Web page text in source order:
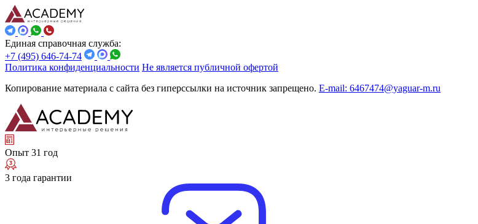
Единая справочная служба:
+7 (495) 646-74-74
Политика конфиденциальности Не является публичной офертой
Копирование материала с сайта без гиперссылки на источник запрещено. E-mail: 6467474@yaguar-m.ru
Опыт 31 год
3 года гарантии